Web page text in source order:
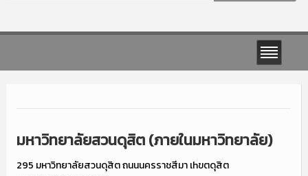
มหาวิทยาลัยสวนดุสิต (ภายในมหาวิทยาลัย)
295 มหาวิทยาลัยสวนดุสิต ถนนนครราชสีมา เhขตดุสิต